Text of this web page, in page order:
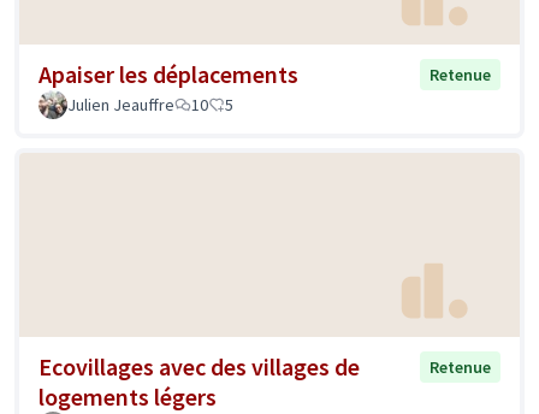
Apaiser les déplacements
Retenue
Julien Jeauffre
10 5
Ecovillages avec des villages de
logements légers
Retenue